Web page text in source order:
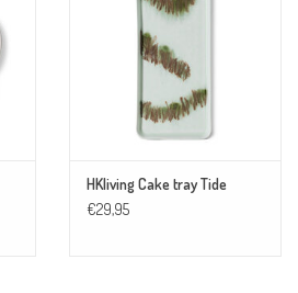
HKliving Cake tray Tide
€29,95